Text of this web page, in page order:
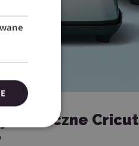
termiczne Cricut